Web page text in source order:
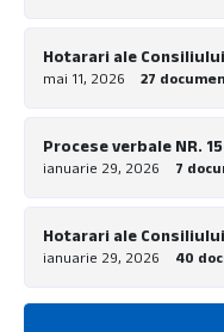
Hotarari ale
mai 11, 2026 27
Procese verbale NR.
ianuarie 29, 2026 7
Hotarari ale
ianuarie 29, 2026 40